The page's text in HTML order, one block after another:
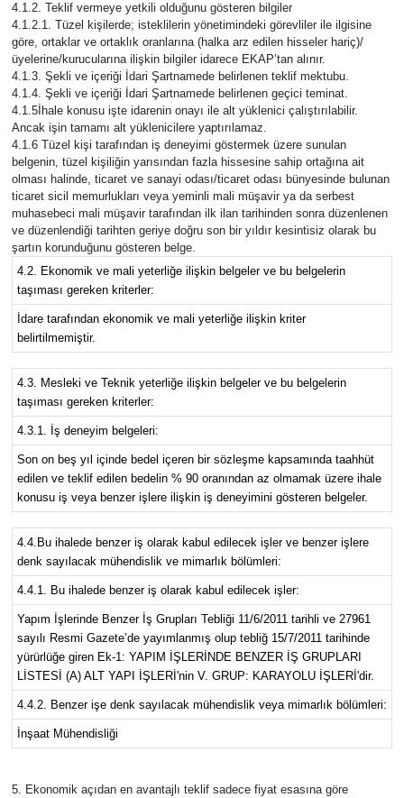
4.1.2. Teklif vermeye yetkili olduğunu gösteren bilgiler
4.1.2.1. Tüzel kişilerde; isteklilerin yönetimindeki görevliler ile ilgisine
göre, ortaklar ve ortaklık oranlarına (halka arz edilen hisseler hariç)/
üyelerine/kurucularına ilişkin bilgiler idarece EKAP’tan alınır.
4.1.3. Şekli ve içeriği İdari Şartnamede belirlenen teklif mektubu.
4.1.4. Şekli ve içeriği İdari Şartnamede belirlenen geçici teminat.
4.1.5İhale konusu işte idarenin onayı ile alt yüklenici çalıştırılabilir.
Ancak işin tamamı alt yüklenicilere yaptırılamaz.
4.1.6 Tüzel kişi tarafından iş deneyimi göstermek üzere sunulan
belgenin, tüzel kişiliğin yarısından fazla hissesine sahip ortağına ait
olması halinde, ticaret ve sanayi odası/ticaret odası bünyesinde bulunan
ticaret sicil memurlukları veya yeminli mali müşavir ya da serbest
muhasebeci mali müşavir tarafından ilk ilan tarihinden sonra düzenlenen
ve düzenlendiği tarihten geriye doğru son bir yıldır kesintisiz olarak bu
şartın korunduğunu gösteren belge.
4.2. Ekonomik ve mali yeterliğe ilişkin belgeler ve bu belgelerin
taşıması gereken kriterler:
İdare tarafından ekonomik ve mali yeterliğe ilişkin kriter
belirtilmemiştir.
4.3. Mesleki ve Teknik yeterliğe ilişkin belgeler ve bu belgelerin
taşıması gereken kriterler:
4.3.1. İş deneyim belgeleri:
Son on beş yıl içinde bedel içeren bir sözleşme kapsamında taahhüt
edilen ve teklif edilen bedelin % 90 oranından az olmamak üzere ihale
konusu iş veya benzer işlere ilişkin iş deneyimini gösteren belgeler.
4.4.Bu ihalede benzer iş olarak kabul edilecek işler ve benzer işlere
denk sayılacak mühendislik ve mimarlık bölümleri:
4.4.1. Bu ihalede benzer iş olarak kabul edilecek işler:
Yapım İşlerinde Benzer İş Grupları Tebliği 11/6/2011 tarihli ve 27961
sayılı Resmi Gazete’de yayımlanmış olup tebliğ 15/7/2011 tarihinde
yürürlüğe giren Ek-1: YAPIM İŞLERİNDE BENZER İŞ GRUPLARI
LİSTESİ (A) ALT YAPI İŞLERİ'nin V. GRUP: KARAYOLU İŞLERİ'dir.
4.4.2. Benzer işe denk sayılacak mühendislik veya mimarlık bölümleri:
İnşaat Mühendisliği
5. Ekonomik açıdan en avantajlı teklif sadece fiyat esasına göre